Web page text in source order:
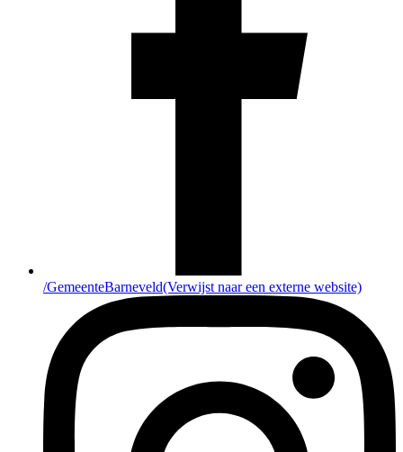
/GemeenteBarneveld(Verwijst naar een externe website)